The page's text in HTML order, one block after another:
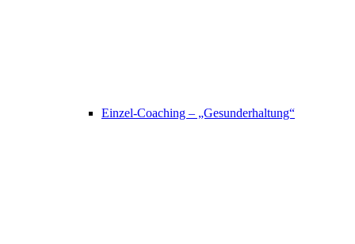
Einzel-Coaching – „Gesunderhaltung“